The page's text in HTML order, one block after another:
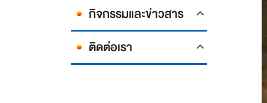
กิจกรรมและข่าวสาร
ติดต่อเรา